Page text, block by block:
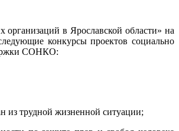
в Ярославской области» на
конкурсы проектов социально
СОНКО:
из трудной жизненной ситуации;